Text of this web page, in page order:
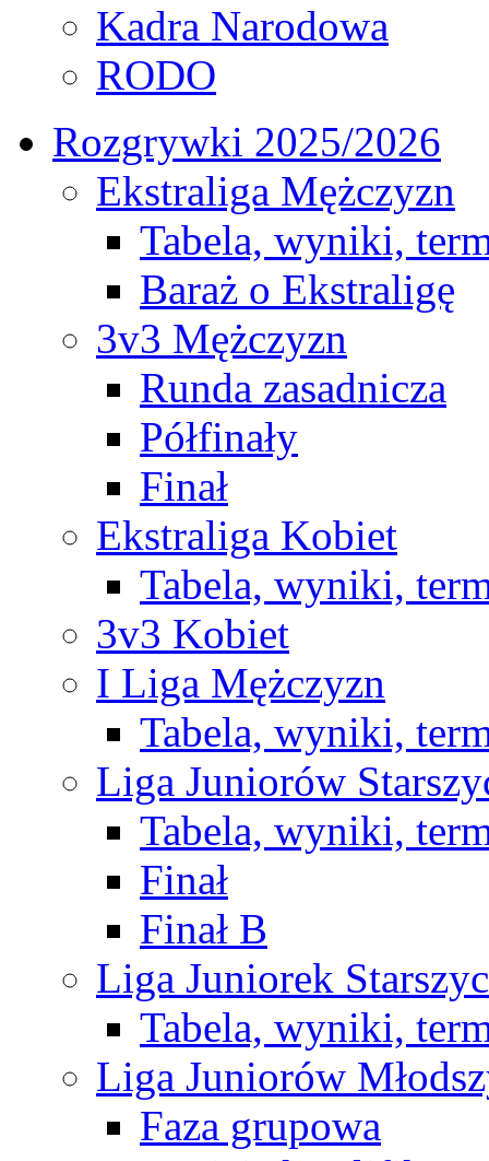
Kadra Narodowa
RODO
Rozgrywki 2025/2026
Ekstraliga Mężczyzn
Tabela, wyniki,
Baraż o Ekstraligę
3v3 Mężczyzn
Runda zasadnicza
Półfinały
Finał
Ekstraliga Kobiet
Tabela, wyniki,
3v3 Kobiet
I Liga Mężczyzn
Tabela, wyniki,
Liga Juniorów
Tabela, wyniki,
Finał
Finał B
Liga Juniorek
Tabela, wyniki,
Liga Juniorów
Faza grupowa